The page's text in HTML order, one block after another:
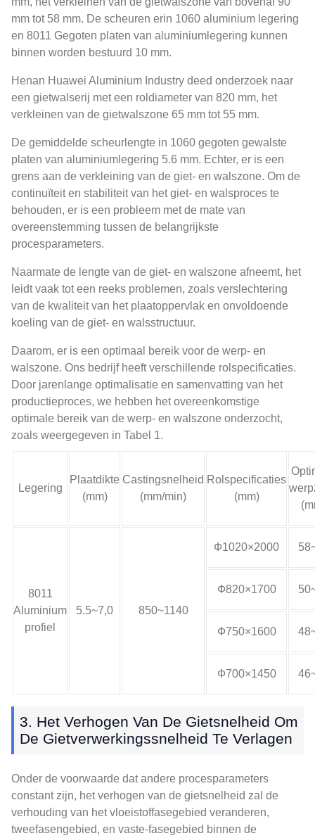
mm tot 58 mm. De scheuren erin 1060 aluminium legering
en 8011 Gegoten platen van aluminiumlegering kunnen
binnen worden bestuurd 10 mm.
Henan Huawei Aluminium Industry deed onderzoek naar
een gietwalserij met een roldiameter van 820 mm, het
verkleinen van de gietwalszone 65 mm tot 55 mm.
De gemiddelde scheurlengte in 1060 gegoten gewalste
platen van aluminiumlegering 5.6 mm. Echter, er is een
grens aan de verkleining van de giet- en walszone. Om de
continuïteit en stabiliteit van het giet- en walsproces te
behouden, er is een probleem met de mate van
overeenstemming tussen de belangrijkste
procesparameters.
Naarmate de lengte van de giet- en walszone afneemt, het
leidt vaak tot een reeks problemen, zoals verslechtering
van de kwaliteit van het plaatoppervlak en onvoldoende
koeling van de giet- en walsstructuur.
Daarom, er is een optimaal bereik voor de werp- en
walszone. Ons bedrijf heeft verschillende rolspecificaties.
Door jarenlange optimalisatie en samenvatting van het
productieproces, we hebben het overeenkomstige
optimale bereik van de werp- en walszone onderzocht,
zoals weergegeven in Tabel 1.
Legering
Plaatdikte
(mm)
Castingsnelheid
(mm/min)
Rolspecificaties
(mm)
8011
Aluminium
profiel
5.5~7,0 850~1140
Ф1020×2000
Ф820×1700
Ф750×1600
Ф700×1450
3. Het Verhogen Van De Gietsnelheid Om
De Gietverwerkingssnelheid Te Verlagen
Onder de voorwaarde dat andere procesparameters
constant zijn, het verhogen van de gietsnelheid zal de
verhouding van het vloeistoffasegebied veranderen,
tweefasengebied, en vaste-fasegebied binnen de